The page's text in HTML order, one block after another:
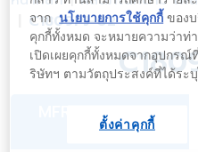
C1809PJ-02
MFR (g/10min) 5
จาก นโยบายการใช้คุกกี้ ของ
คุกกี้ทั้งหมด จะหมายความว่าท่
เปิดเผยคุกกี้ทั้งหมดจากอุปกรณ์
ริษัทฯ ตามวัตถุประสงค์ที่ได้ระ
ตั้งค่าคุกกี้